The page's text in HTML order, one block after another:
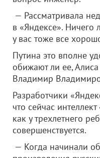
— Рассматривала
в «Яндексе». Ничего
у вас тоже все
Путина это вполне
обижают ли ее,
Владимир
Разработчики
что сейчас
как у трехлетнего
совершенствуется.
— Когда начинали